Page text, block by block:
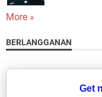
More »
BERLANGGANAN
Get